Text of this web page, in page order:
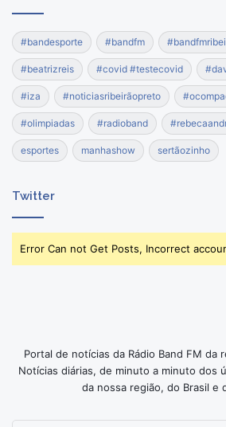
#bandesporte #bandfm
#beatrizreis #covid #testecovid
#iza #noticiasribeirãopreto
#olimpiadas #radioband
esportes manhashow sertãozinho
Twitter
Error Can not Get Posts, Incorrect
Portal de notícias da Rádio Band FM da
Notícias diárias, de minuto a minuto dos
da nossa região, do Brasil e